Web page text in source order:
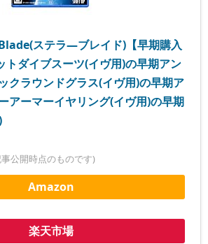
ステラ―ブレイド)【早期購入
トダイブスーツ(イヴ用)の早期アン
クラウンドグラス(イヴ用)の早期ア
アーマーイヤリング(イヴ用)の早期
公開時点のものです)
Amazon
楽天市場